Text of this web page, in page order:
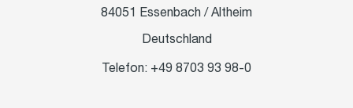
84051 Essenbach / Altheim
Deutschland
Telefon: +49 8703 93 98-0